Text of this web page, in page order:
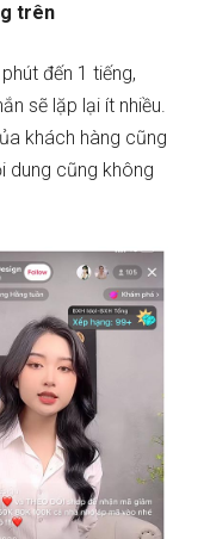
trên
đến 1 tiếng,
sẽ lặp lại ít nhiều.
khách hàng cũng
dung cũng không